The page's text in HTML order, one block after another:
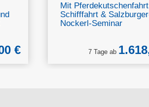
€
Mit
Schifffahrt &
Nockerl-Seminar
7 Tage ab